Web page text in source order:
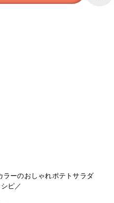
のおしゃれポテトサラダ
ピ／